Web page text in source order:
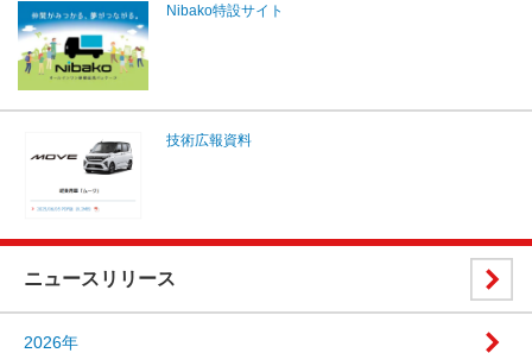
Nibako特設サイト
技術広報資料
ニュースリリース
2026年